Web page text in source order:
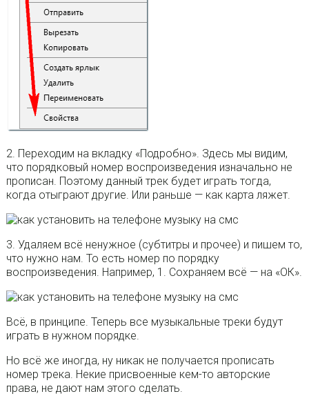
2. Переходим на вкладку «Подробно». Здесь мы видим,
что порядковый номер воспроизведения изначально не
прописан. Поэтому данный трек будет играть тогда,
когда отыграют другие. Или раньше — как карта ляжет.
3. Удаляем всё ненужное (субтитры и прочее) и пишем то,
что нужно нам. То есть номер по порядку
воспроизведения. Например, 1. Сохраняем всё — на «ОК».
Всё, в принципе. Теперь все музыкальные треки будут
играть в нужном порядке.
Но всё же иногда, ну никак не получается прописать
номер трека. Некие присвоенные кем-то авторские
права, не дают нам этого сделать.